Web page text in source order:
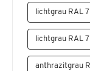
lichtgrau RAL
lichtgrau RAL
anthrazitgrau